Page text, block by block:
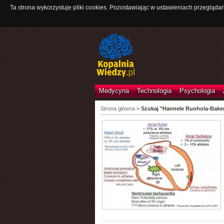
Ta strona wykorzystuje pliki cookies. Pozostawiając w ustawieniach
Medycyna Technologia Psychologia
Strona główna> Szukaj "Hannele Ruohola-